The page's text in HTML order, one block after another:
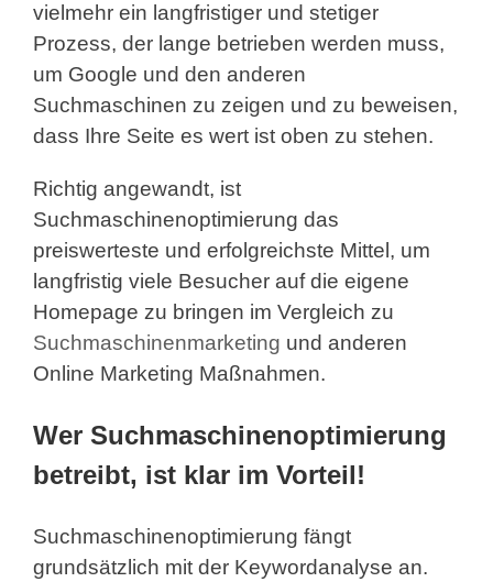
vielmehr ein langfristiger und stetiger
Prozess, der lange betrieben werden muss,
um Google und den anderen
Suchmaschinen zu zeigen und zu beweisen,
dass Ihre Seite es wert ist oben zu stehen.
Richtig angewandt, ist
Suchmaschinenoptimierung das
preiswerteste und erfolgreichste Mittel, um
langfristig viele Besucher auf die eigene
Homepage zu bringen im Vergleich zu
Suchmaschinenmarketing und anderen
Online Marketing Maßnahmen.
Wer Suchmaschinenoptimierung
betreibt, ist klar im Vorteil!
Suchmaschinenoptimierung fängt
grundsätzlich mit der Keywordanalyse an.